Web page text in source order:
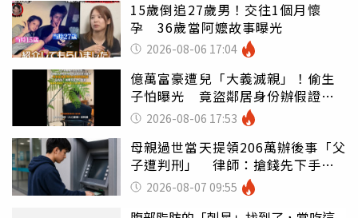
15歲倒追27歲男！交往1個月懷
孕 36歲當阿嬤故事曝光
2026-08-06 17:04
億萬富豪遭兒「大義滅親」！偷生
子怕曝光 竟盜鄰居身份辦假證落
戶 2026-08-06 17:53
母親過世當天提領206萬辦後事「父
子遭判刑」 律師：搶錢先下手是
罪 2026-08-07 09:55